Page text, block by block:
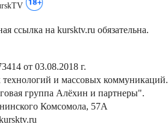
ссылка на kursktv.ru обязательна.
от 03.08.2018 г.
и массовых коммуникаций.
группа Алёхин и партнеры".
Комсомола, 57А